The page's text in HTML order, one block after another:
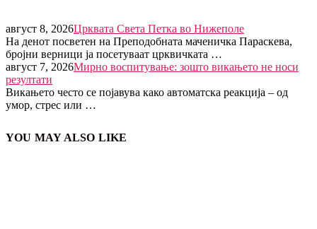
август 8, 2026Црквата Света Петка во Нижеполе
На денот посветен на Преподобната маченичка Параскева,
бројни верници ја посетуваат црквичката …
август 7, 2026Мирно воспитување: зошто викањето не носи
резултати
Викањето често се појавува како автоматска реакција – од
умор, стрес или …
YOU MAY ALSO LIKE